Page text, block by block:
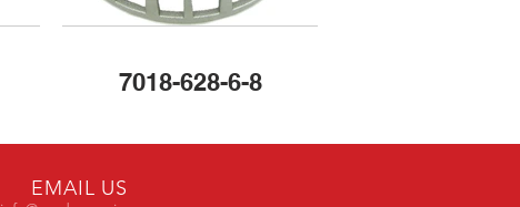
7018-628-6-8
EMAIL US